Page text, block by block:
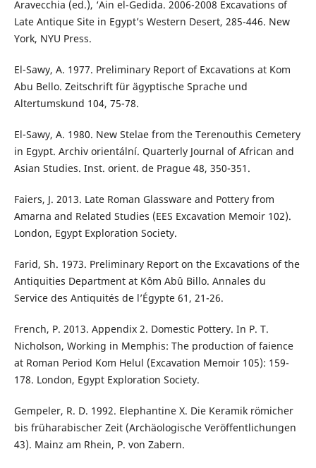
Aravecchia (ed.), ‘Ain el-Gedida. 2006-2008 Excavations of
Late Antique Site in Egypt’s Western Desert, 285-446. New
York, NYU Press.
El-Sawy, A. 1977. Preliminary Report of Excavations at Kom
Abu Bello. Zeitschrift für ägyptische Sprache und
Altertumskund 104, 75-78.
El-Sawy, A. 1980. New Stelae from the Terenouthis Cemetery
in Egypt. Archiv orientální. Quarterly Journal of African and
Asian Studies. Inst. orient. de Prague 48, 350-351.
Faiers, J. 2013. Late Roman Glassware and Pottery from
Amarna and Related Studies (EES Excavation Memoir 102).
London, Egypt Exploration Society.
Farid, Sh. 1973. Preliminary Report on the Excavations of the
Antiquities Department at Kôm Abû Billo. Annales du
Service des Antiquités de l’Égypte 61, 21-26.
French, P. 2013. Appendix 2. Domestic Pottery. In P. T.
Nicholson, Working in Memphis: The production of faience
at Roman Period Kom Helul (Excavation Memoir 105): 159-
178. London, Egypt Exploration Society.
Gempeler, R. D. 1992. Elephantine X. Die Keramik römicher
bis früharabischer Zeit (Archäologische Veröffentlichungen
43). Mainz am Rhein, P. von Zabern.